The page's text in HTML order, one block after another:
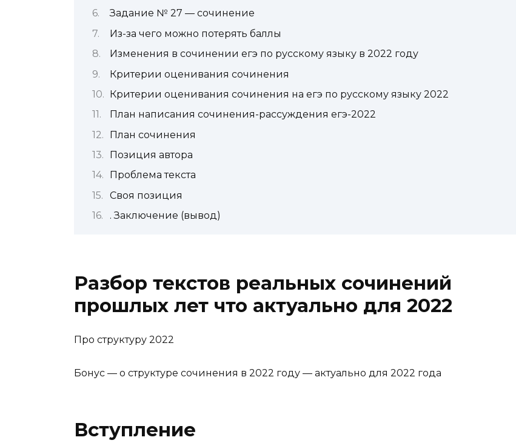
Задание № 27 — сочинение
Из-за чего можно потерять баллы
Изменения в сочинении егэ по русскому языку в 2022 году
Критерии оценивания сочинения
Критерии оценивания сочинения на егэ по русскому языку 2022
План написания сочинения-рассуждения егэ-2022
План сочинения
Позиция автора
Проблема текста
Своя позиция
. Заключение (вывод)
Разбор текстов реальных сочинений
прошлых лет что актуально для 2022
Про структуру 2022
Бонус — о структуре сочинения в 2022 году — актуально для 2022 года
Вступление